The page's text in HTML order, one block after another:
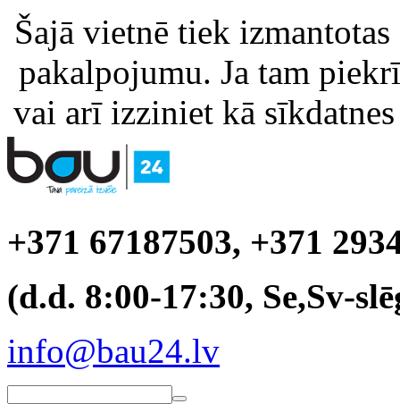
Šajā vietnē tiek
pakalpojumu. Ja tam
vai arī izziniet kā
+371 67187503, +371
(d.d. 8:00-17:30, Se,Sv-
info@bau24.lv